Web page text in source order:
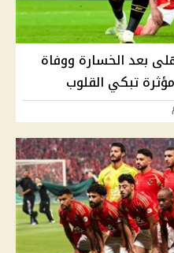
بعد الخسارة ووفاة
تبكي القلوب